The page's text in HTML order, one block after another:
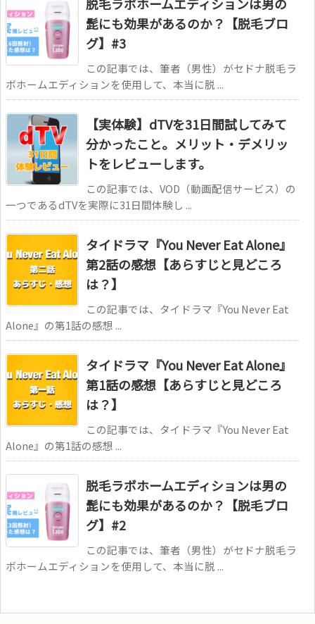
髭にも効果があるのか？【脱毛ブロ
グ】#3
この記事では、筆者（男性）がセドナ脱毛ラ
ボホームエディションを使用して、本当に脱 ...
【実体験】dTVを31日間試してみて
分かったこと。メリット・デメリッ
トをレビューします。
この記事では、VOD（動画配信サービス）の
一つであるdTVを実際に31日間体験し ...
タイドラマ『You Never Eat Alone』
第2話の感想【あらすじと見どころ
は？】
この記事では、タイドラマ『You Never Eat
Alone』の第1話の感想 ...
タイドラマ『You Never Eat Alone』
第1話の感想【あらすじと見どころ
は？】
この記事では、タイドラマ『You Never Eat
Alone』の第1話の感想 ...
脱毛ラボホームエディションは男の
髭にも効果があるのか？【脱毛ブロ
グ】#2
この記事では、筆者（男性）がセドナ脱毛ラ
ボホームエディションを使用して、本当に脱 ...